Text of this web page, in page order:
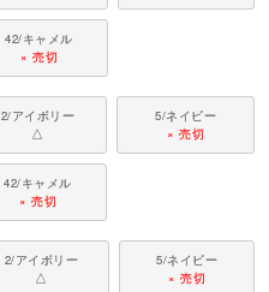
42/キャメル
× 売切
2/アイボリー
△
5/ネイビー
× 売切
42/キャメル
× 売切
2/アイボリー
△
5/ネイビー
× 売切